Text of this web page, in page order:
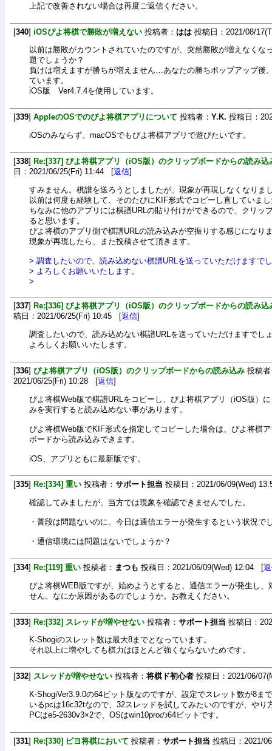
上記で改善されない場合は再度ご返信ください。
[340] iOSぴよ将棋で勝敗が増えない 投稿者： はは 投稿日：2021/08/
以前は勝敗がカウントされていたのですが、突然勝敗が増えなくな
題でしょうか？
負けは増えますが勝ちが増えません…あなたの勝ちポップアップ後
ています。
iOS版 Ver4.7.4を使用しています。
[339] AppleのOSでのぴよ将棋アプリについて 投稿者： Y.K. 投稿日：
iOSのみならず、macOSでもぴよ将棋アプリで遊びたいです。
[338] Re:[337] ぴよ将棋アプリ（iOS版）のクリップボードからの読み込
日：2021/06/25(Fri) 11:44 [返信]
すみません。棋譜を送ろうとしましたが、現象が再現しなくなりま
以前は何度も経験して、そのたびにKIF形式でコピーし直していま
ちなみに他のアプリには棋譜URLの貼り付けができるので、クリッ
ると思います。
ぴよ将棋のアプリ側で棋譜URLの読み込みが空振りする感じになり
現象が再現したら、また投稿させて頂きます。
> 調査したいので、読み込めない棋譜URLを送っていただけますで
> よろしくお願いいたします。
>
[337] Re:[336] ぴよ将棋アプリ（iOS版）のクリップボードからの読み込
稿日：2021/06/25(Fri) 10:45 [返信]
調査したいので、読み込めない棋譜URLを送っていただけますでし
よろしくお願いいたします。
[336] ぴよ将棋アプリ（iOS版）のクリップボードからの読み込み 投稿
2021/06/25(Fri) 10:28 [返信]
ぴよ将棋Web版で棋譜URLをコピーし、ぴよ将棋アプリ（iOS版）
みを実行すると読み込めない事があります。
ぴよ将棋Web版でKIF形式を指定してコピーした場合は、ぴよ将棋
ボードから読み込みできます。
iOS、アプリともに最新版です。
[335] Re:[334] 重い 投稿者： サポート担当 投稿日：2021/06/09(Wed)
確認してみましたが、当方では現象を確認できませんでした。
・普段は問題ないのに、今日は通信エラーが発生するという状況で
・通信環境には問題はないでしょうか？
[334] Re:[119] 重い 投稿者： まつも 投稿日：2021/06/09(Wed) 12:04 [
ぴよ将棋WEB版ですが、始めようとすると、通信エラーが発生し、
せん。なにか原因があるのでしょうか。お教えください。
[333] Re:[332] スレッドが増やせない 投稿者： サポート担当 投稿日：
K-Shogiのスレット数は最大8までとなっています。
それ以上に増やしても棋力はほとんど強くならないためです。
[332] スレッドが増やせない 投稿者： 将棋ド初心者 投稿日：2021/06/
K-ShogiVer3.9.0の64ビット版なのですが、設定でスレット数が8ま
いるpcは16c32tなので、32スレッドを試してみたいのですが、やり
PCはe5-2630v3×2で、OSはwin10proの64ビットです。
[331] Re:[330] ピヨ将棋において 投稿者： サポート担当 投稿日：2021/